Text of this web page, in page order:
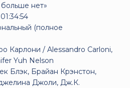
нет»
01:34:54
(полное
Карлони / Alessandro Carloni,
Yuh Nelson
Блэк, Брайан Крэнстон,
Джоли, Дж.К.